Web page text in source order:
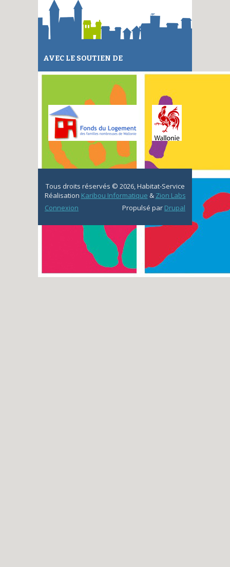
AVEC LE SOUTIEN DE
Remonter en haut de la page
Tous droits réservés © 2026, Habitat-Service
Réalisation Karibou Informatique & Zion Labs
Propulsé par Drupal
Connexion